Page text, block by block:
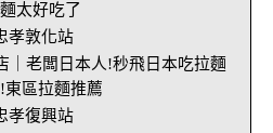
太好吃了
孝敦化站
｜老闆日本人!秒飛日本吃拉麵
東區拉麵推薦
孝復興站